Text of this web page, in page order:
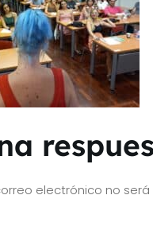
electrónico no